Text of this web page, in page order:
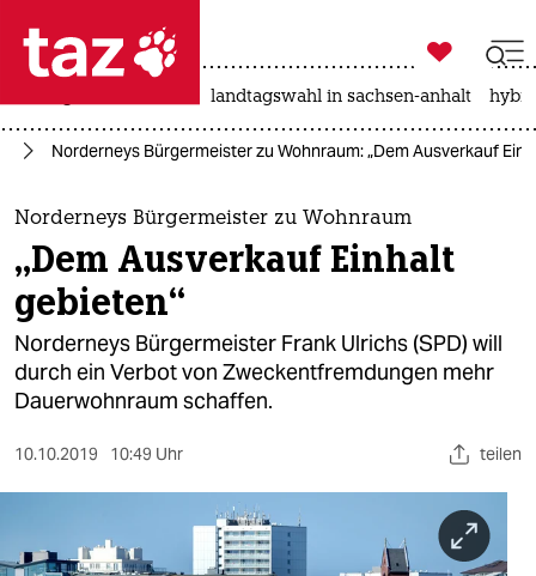
 taz zahl ich
taz zahl ich
themen
politik
öko
gesellschaft
sport

taz zahl ich
landtagswahl in sachsen-anhalt
Norderneys Bürgermeister zu Wohnraum: „Dem Ausverkauf
Norderneys Bürgermeister zu Wohnraum
„Dem Ausverkauf Einhalt
gebieten“
Norderneys Bürgermeister Frank Ulrichs (SPD) will
durch ein Verbot von Zweckentfremdungen mehr
Dauerwohnraum schaffen.
10.10.2019 10:49 Uhr teilen